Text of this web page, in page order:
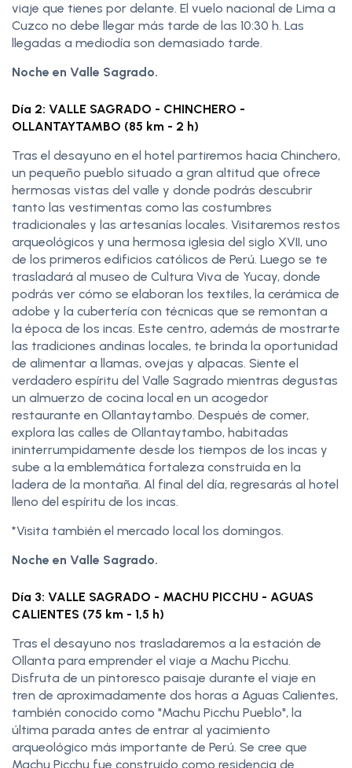
viaje que tienes por delante. El vuelo nacional de Lima a
Cuzco no debe llegar más tarde de las 10:30 h. Las
llegadas a mediodía son demasiado tarde.
Noche en Valle Sagrado.
Día 2: VALLE SAGRADO - CHINCHERO -
OLLANTAYTAMBO (85 km - 2 h)
Tras el desayuno en el hotel partiremos hacia Chinchero,
un pequeño pueblo situado a gran altitud que ofrece
hermosas vistas del valle y donde podrás descubrir
tanto las vestimentas como las costumbres
tradicionales y las artesanías locales. Visitaremos restos
arqueológicos y una hermosa iglesia del siglo XVII, uno
de los primeros edificios católicos de Perú. Luego se te
trasladará al museo de Cultura Viva de Yucay, donde
podrás ver cómo se elaboran los textiles, la cerámica de
adobe y la cubertería con técnicas que se remontan a
la época de los incas. Este centro, además de mostrarte
las tradiciones andinas locales, te brinda la oportunidad
de alimentar a llamas, ovejas y alpacas. Siente el
verdadero espíritu del Valle Sagrado mientras degustas
un almuerzo de cocina local en un acogedor
restaurante en Ollantaytambo. Después de comer,
explora las calles de Ollantaytambo, habitadas
ininterrumpidamente desde los tiempos de los incas y
sube a la emblemática fortaleza construida en la
ladera de la montaña. Al final del día, regresarás al hotel
lleno del espíritu de los incas.
*Visita también el mercado local los domingos.
Noche en Valle Sagrado.
Día 3: VALLE SAGRADO - MACHU PICCHU - AGUAS
CALIENTES (75 km - 1,5 h)
Tras el desayuno nos trasladaremos a la estación de
Ollanta para emprender el viaje a Machu Picchu.
Disfruta de un pintoresco paisaje durante el viaje en
tren de aproximadamente dos horas a Aguas Calientes,
también conocido como "Machu Picchu Pueblo", la
última parada antes de entrar al yacimiento
arqueológico más importante de Perú. Se cree que
Machu Picchu fue construido como residencia de